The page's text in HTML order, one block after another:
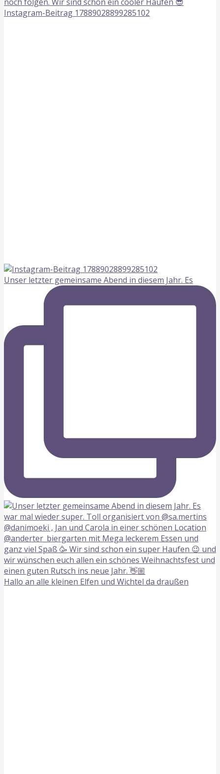
Instagram-Beitrag 17889028899285102
Unser letzter gemeinsame Abend in diesem Jahr. Es
Hallo an alle kleinen Elfen und Wichtel da draußen